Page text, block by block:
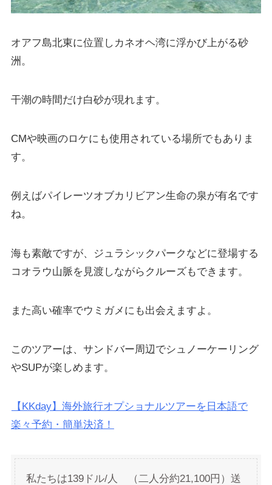
オアフ島北東に位置しカネオヘ湾に浮かび上がる砂
洲。
干潮の時間だけ白砂が現れます。
CMや映画のロケにも使用されている場所でもありま
す。
例えばパイレーツオブカリビアン生命の泉が有名です
ね。
海も素敵ですが、ジュラシックパークなどに登場する
コオラウ山脈を見渡しながらクルーズもできます。
また高い確率でウミガメにも出会えますよ。
このツアーは、サンドバー周辺でシュノーケーリング
やSUPが楽しめます。
【KKday】海外旅行オプショナルツアーを日本語で
楽々予約・簡単決済！
私たちは139ドル/人 （二人分約21,100円）送